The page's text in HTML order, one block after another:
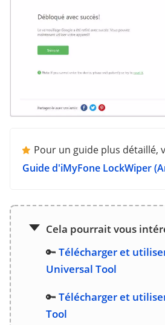
Pour un guide plus détaillé,
Guide d'iMyFone LockWiper
Cela pourrait vous
🔑 Télécharger et
Universal Tool
🔑 Télécharger et
Tool